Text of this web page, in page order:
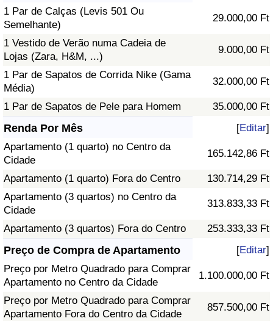
1 Par de Calças (Levis 501 Ou
Semelhante)
29.000,00 Ft
1 Vestido de Verão numa Cadeia de
Lojas (Zara, H&M, ...)
9.000,00 Ft
1 Par de Sapatos de Corrida Nike (Gama
Média)
32.000,00 Ft
1 Par de Sapatos de Pele para Homem 35.000,00 Ft
Renda Por Mês [Editar]
Apartamento (1 quarto) no Centro da
Cidade
165.142,86 Ft
Apartamento (1 quarto) Fora do Centro
130.714,29 Ft
Apartamento (3 quartos) no Centro da
Cidade
313.833,33 Ft
Apartamento (3 quartos) Fora do Centro 253.333,33 Ft
Preço de Compra de Apartamento [Editar]
Preço por Metro Quadrado para Comprar
Apartamento no Centro da Cidade
1.100.000,00 Ft
Preço por Metro Quadrado para Comprar
Apartamento Fora do Centro da Cidade
857.500,00 Ft